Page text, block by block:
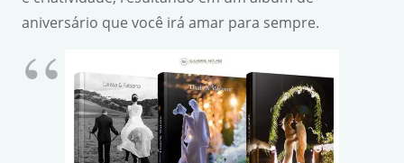
aniversário que você irá amar para sempre.